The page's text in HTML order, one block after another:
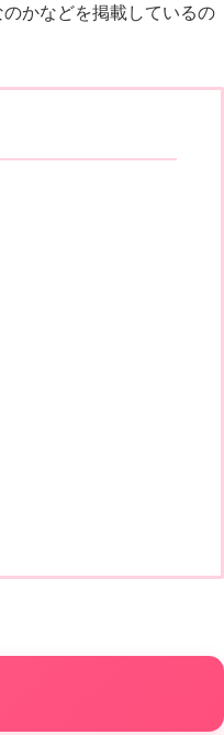
かなどを掲載しているの